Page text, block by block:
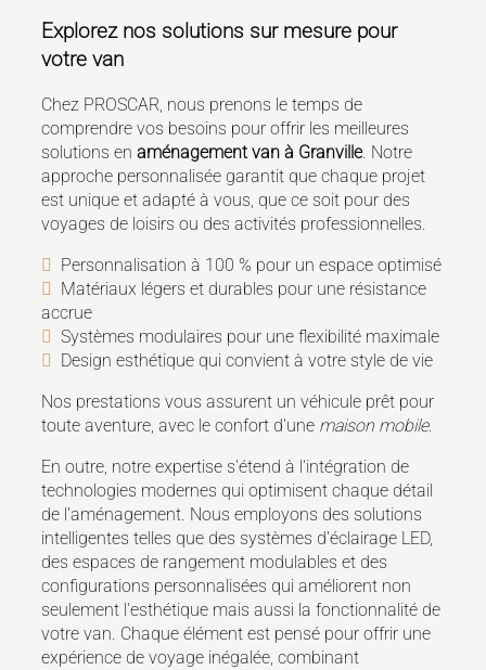
Explorez nos solutions sur mesure pour
votre van
Chez PROSCAR, nous prenons le temps de
comprendre vos besoins pour offrir les meilleures
solutions enaménagement van à Granville. Notre
approche personnalisée garantit que chaque projet
est unique et adapté à vous, que ce soit pour des
voyages de loisirs ou des activités professionnelles.
Personnalisation à 100 % pour un espace optimisé
Matériaux légers et durables pour une résistance
accrue
Systèmes modulaires pour une flexibilité maximale
Design esthétique qui convient à votre style de vie
Nos prestations vous assurent un véhicule prêt pour
toute aventure, avec le confort d'une maison mobile.
En outre, notre expertise s'étend à l'intégration de
technologies modernes qui optimisent chaque détail
de l'aménagement. Nous employons des solutions
intelligentes telles que des systèmes d'éclairage LED,
des espaces de rangement modulables et des
configurations personnalisées qui améliorent non
seulement l'esthétique mais aussi la fonctionnalité de
votre van. Chaque élément est pensé pour offrir une
expérience de voyage inégalée, combinant